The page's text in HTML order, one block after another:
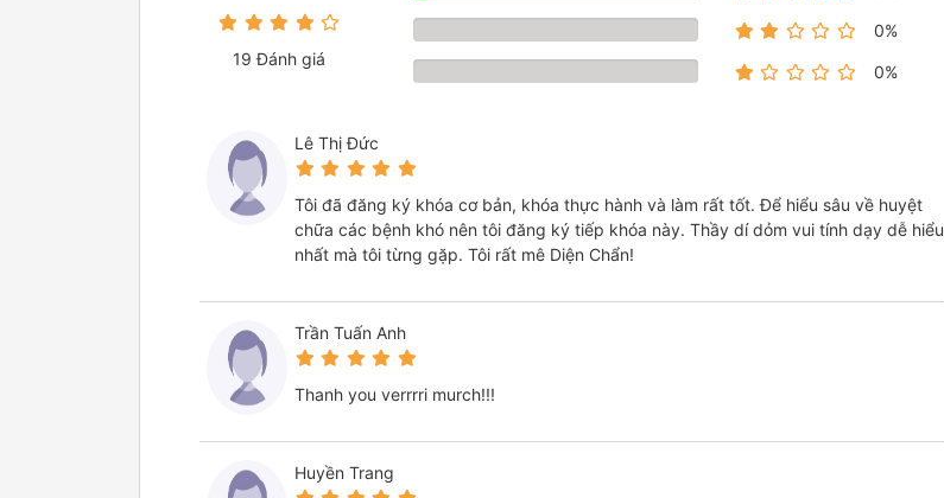
19 Đánh giá
0%
0%
Lê Thị Đức
Tôi đã đăng ký khóa cơ bản, khóa thực hành và làm rất tốt. Để hiểu sâu về huyệt
chữa các bệnh khó nên tôi đăng ký tiếp khóa này. Thầy dí dỏm vui tính dạy dễ hiểu
nhất mà tôi từng gặp. Tôi rất mê Diện Chẩn!
Trần Tuấn Anh
Thanh you verrrri murch!!!
Huyền Trang